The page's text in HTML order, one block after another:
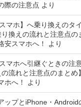
際の注意点 より
マホ】へ乗り換えのタ
り換えの流れと注意点
安スマホへ！
より
マホへ引継ぐときの注
の流れと注意点のまと
ホへ！
より
ップとiPhone・